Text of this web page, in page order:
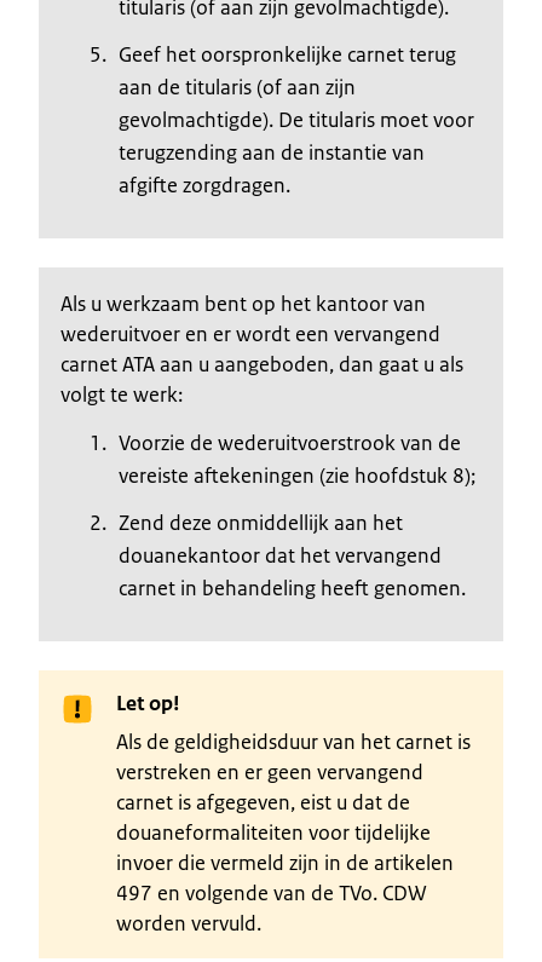
titularis (of aan zijn gevolmachtigde).
Geef het oorspronkelijke carnet terug
aan de titularis (of aan zijn
gevolmachtigde). De titularis moet voor
terugzending aan de instantie van
afgifte zorgdragen.
Als u werkzaam bent op het kantoor van
wederuitvoer en er wordt een vervangend
carnet ATA aan u aangeboden, dan gaat u als
volgt te werk:
Voorzie de wederuitvoerstrook van de
vereiste aftekeningen (zie hoofdstuk 8);
Zend deze onmiddellijk aan het
douanekantoor dat het vervangend
carnet in behandeling heeft genomen.
Let op!
Als de geldigheidsduur van het carnet is
verstreken en er geen vervangend
carnet is afgegeven, eist u dat de
douaneformaliteiten voor tijdelijke
invoer die vermeld zijn in de artikelen
497 en volgende van de TVo. CDW
worden vervuld.